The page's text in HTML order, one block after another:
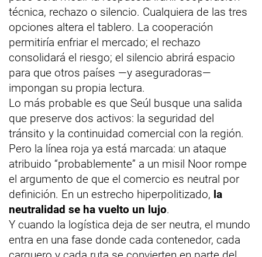
técnica, rechazo o silencio. Cualquiera de las tres
opciones altera el tablero. La cooperación
permitiría enfriar el mercado; el rechazo
consolidará el riesgo; el silencio abrirá espacio
para que otros países —y aseguradoras—
impongan su propia lectura.
Lo más probable es que Seúl busque una salida
que preserve dos activos: la seguridad del
tránsito y la continuidad comercial con la región.
Pero la línea roja ya está marcada: un ataque
atribuido “probablemente” a un misil Noor rompe
el argumento de que el comercio es neutral por
definición. En un estrecho hiperpolitizado, la
neutralidad se ha vuelto un lujo.
Y cuando la logística deja de ser neutra, el mundo
entra en una fase donde cada contenedor, cada